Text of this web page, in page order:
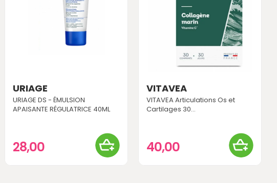
URIAGE
URIAGE DS - ÉMULSION
APAISANTE RÉGULATRICE 40ML
28,00
VITAVEA
VITAVEA Articulations Os et
Cartilages 30...
40,00